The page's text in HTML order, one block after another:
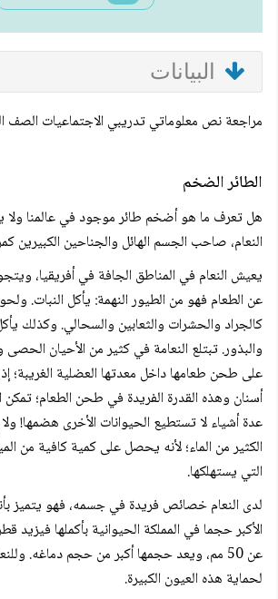
البيانات
مراجعة نص معلوماتي تدريبي الاجتماعيات الصف
الطائر الضخم
هل تعرف ما هو أضخم طائر موجود في عالمنا ولا
النعام، صاحب الجسم الهائل والجناحين الكبيرين
يعيش النعام في المناطق الجافة في أفريقيا،
عن الطعام فهو من الطيور النهمة: يأكل النبات.
كالجراد والحشرات والثعابين والسحالي. وكذلك
والبذور. تبتلع النعامة في كثير من الأحيان
على طحن طعامها داخل معدتها العضلية الغريبة؛
أسنان وهذه القدرة الفريدة في طحن الطعام؛ تمكن
عدة أشياء لا تستطيع الحيوانات الأخرى هضمها!
الكثير من الماء؛ لأنه يحصل على كمية كافية من
التي يستهلكها.
لدى النعام خصائص فريدة في جسمه، فهو يتميز
الأكبر حجما في المملكة الحيوانية بأكملها فيزيد
عن 50 مم، ويعد حجمها أكبر من حجم دماغه.
لحماية هذه العيون الكبيرة.